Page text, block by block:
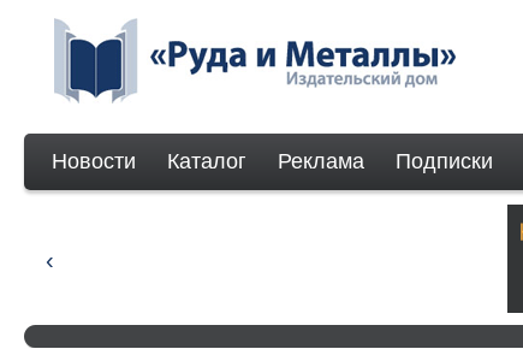
Новости Каталог Реклама Подписки